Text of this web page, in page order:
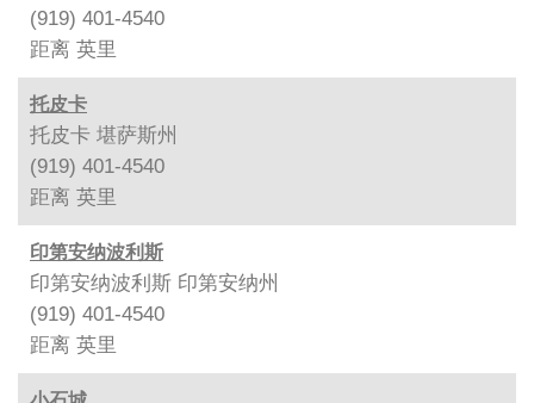
(919) 401-4540
距离 英里
托皮卡
托皮卡 堪萨斯州
(919) 401-4540
距离 英里
印第安纳波利斯
印第安纳波利斯 印第安纳州
(919) 401-4540
距离 英里